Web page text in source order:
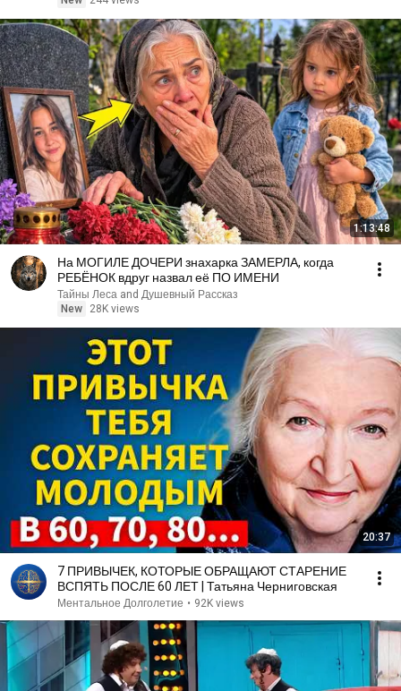
1:13:48
На МОГИЛЕ ДОЧЕРИ знахарка ЗАМЕРЛА, когда
РЕБЁНОК вдруг назвал её ПО ИМЕНИ
Тайны Леса and Душевный Рассказ
New
28K views
20:37
7 ПРИВЫЧЕК, КОТОРЫЕ ОБРАЩАЮТ СТАРЕНИЕ
ВСПЯТЬ ПОСЛЕ 60 ЛЕТ | Татьяна Черниговская
Ментальное Долголетие • 92K views